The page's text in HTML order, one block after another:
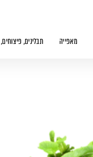
מאפייה תבלינים,